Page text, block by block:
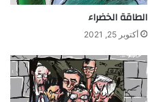
الطاقة الخضراء
أكتوبر 25, 2021